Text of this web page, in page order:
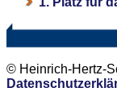
© Heinrich-Hertz-